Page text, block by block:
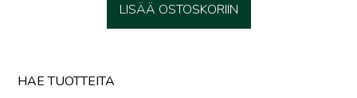
LISÄÄ OSTOSKORIIN
HAE TUOTTEITA